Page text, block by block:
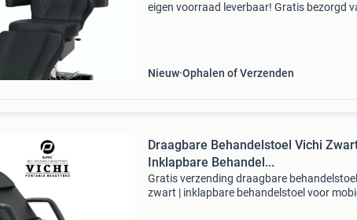
eigen voorraad leverbaar! Gratis bezorgd
Nieuw Ophalen of Verzenden
Draagbare Behandelstoel Vichi
Inklapbare Behandel...
Gratis verzending draagbare
zwart | inklapbare behandelstoel voor